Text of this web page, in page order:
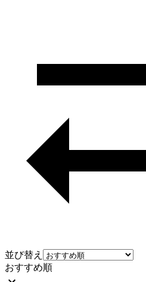
並び替え
おすすめ順